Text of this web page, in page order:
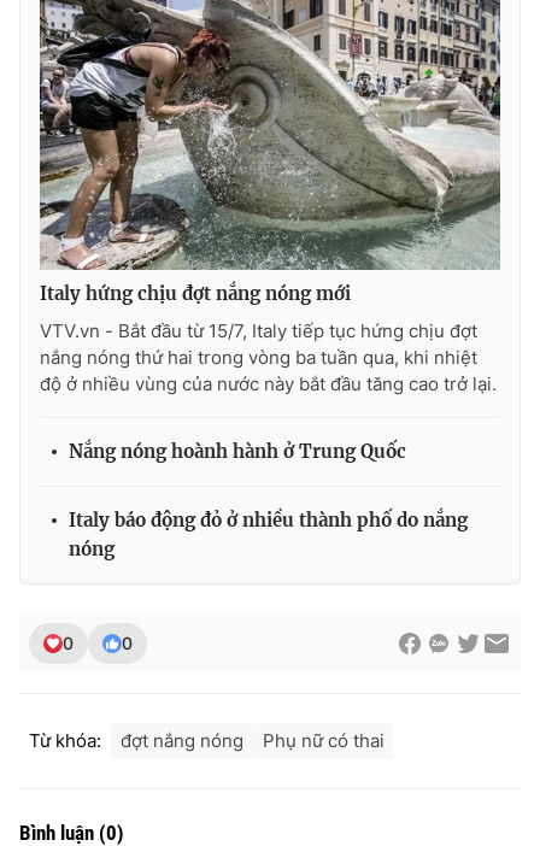
THỜI BÁO VTV
Theo dõi báo trên
Cơ quan chủ quản:Đài Truyền hình Việt Nam
Cơ quan báo chí:Thời báo VTV
Giấy phép hoạt động báo in và báo điện tử số 483/GP-BTTTT
cấp ngày 29/12/2023
Phó Tổng Biên tập:Nguyễn Thị Mỹ Hạnh, Phạm Quốc Thắng,
Tổng đài VTV:024.38 355 931 - 024.38 355 932
Ðiện thoại Thời báo VTV:
Liên hệ quảng cáo:
Italy hứng chịu đợt nắng nóng mới
VTV.vn - Bắt đầu từ 15/7, Italy tiếp tục hứng chịu đợt
nắng nóng thứ hai trong vòng ba tuần qua, khi nhiệt
độ ở nhiều vùng của nước này bắt đầu tăng cao trở lại.
Nắng nóng hoành hành ở Trung Quốc
Italy báo động đỏ ở nhiều thành phố do nắng
nóng
0 0
Từ khóa: đợt nắng nóng Phụ nữ có thai
Bình luận (0)